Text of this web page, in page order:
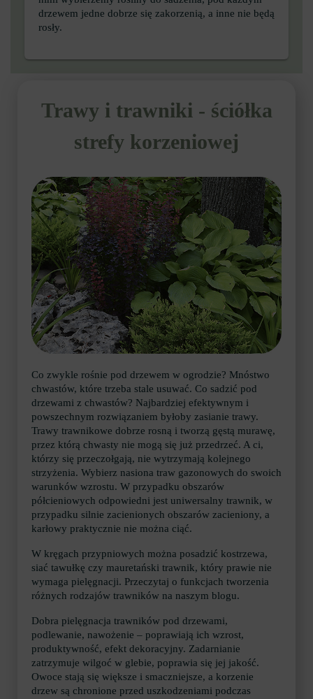
drzewem jedne dobrze się zakorzenią, a inne nie będą
rosły.
Trawy i trawniki - ściółka
strefy korzeniowej
Co zwykle rośnie pod drzewem w ogrodzie? Mnóstwo
chwastów, które trzeba stale usuwać. Co sadzić pod
drzewami z chwastów? Najbardziej efektywnym i
powszechnym rozwiązaniem byłoby zasianie trawy.
Trawy trawnikowe dobrze rosną i tworzą gęstą murawę,
przez którą chwasty nie mogą się już przedrzeć. A ci,
którzy się przeczołgają, nie wytrzymają kolejnego
strzyżenia. Wybierz nasiona traw gazonowych do swoich
warunków wzrostu. W przypadku obszarów
półcieniowych odpowiedni jest uniwersalny trawnik, w
przypadku silnie zacienionych obszarów zacieniony, a
karłowy praktycznie nie można ciąć.
W kręgach przypniowych można posadzić kostrzewa,
siać tawułkę czy mauretański trawnik, który prawie nie
wymaga pielęgnacji. Przeczytaj o funkcjach tworzenia
różnych rodzajów trawników na naszym blogu.
Dobra pielęgnacja trawników pod drzewami,
podlewanie, nawożenie – poprawiają ich wzrost,
produktywność, efekt dekoracyjny. Zadarnianie
zatrzymuje wilgoć w glebie, poprawia się jej jakość.
Owoce stają się większe i smaczniejsze, a korzenie
drzew są chronione przed uszkodzeniami podczas